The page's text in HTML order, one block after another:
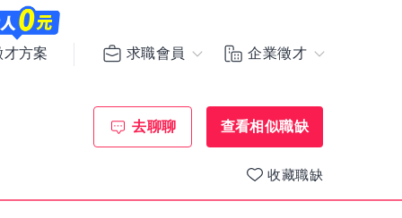
才方案 求職會員 企業徵才
去聊聊 查看相似職缺
收藏職缺